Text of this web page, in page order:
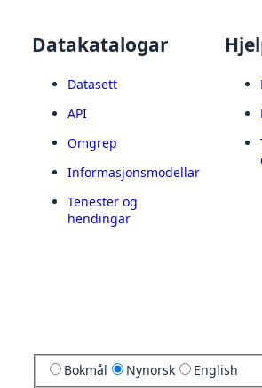
Datakatalogar
Datasett
API
Omgrep
Informasjonsmodellar
Tenester og
hendingar
Bokmål Nynorsk English